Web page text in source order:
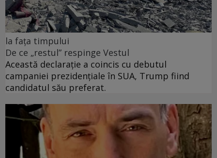
la fața timpului
De ce „restul” respinge Vestul
Această declarație a coincis cu debutul
campaniei prezidențiale în SUA, Trump fiind
candidatul său preferat.